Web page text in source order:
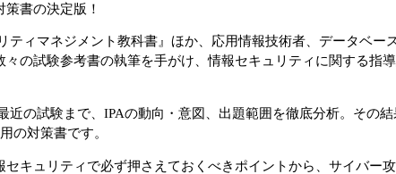
書の決定版！
ティマネジメント教科書』ほか、応用情報技術者、データベー
々の試験参考書の執筆を手がけ、情報セキュリティに関する指
近の試験まで、IPAの動向・意図、出題範囲を徹底分析。その結
の対策書です。
キュリティで必ず押さえておくべきポイントから、サイバー